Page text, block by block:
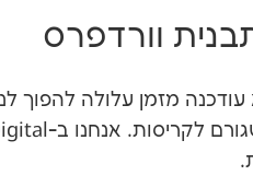
וורדפרס
מזמן עלולה להפוך